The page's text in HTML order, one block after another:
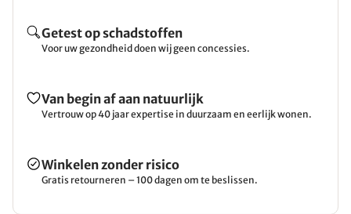
Getest op schadstoffen
Voor uw gezondheid doen wij geen concessies.
Van begin af aan natuurlijk
Vertrouw op 40 jaar expertise in duurzaam en eerlijk wonen.
Winkelen zonder risico
Gratis retourneren – 100 dagen om te beslissen.